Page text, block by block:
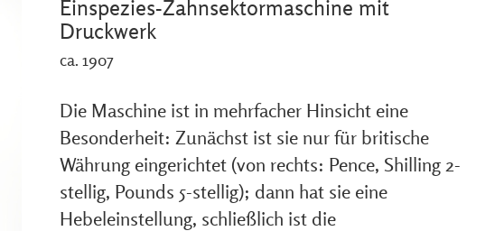
Einspezies-Zahnsektormaschine mit
Druckwerk
ca. 1907
Die Maschine ist in mehrfacher Hinsicht eine
Besonderheit: Zunächst ist sie nur für britische
Währung eingerichtet (von rechts: Pence, Shilling 2-
stellig, Pounds 5-stellig); dann hat sie eine
Hebeleinstellung, schließlich ist die